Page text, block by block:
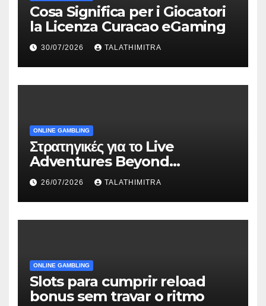
Cosa Significa per i Giocatori
la Licenza Curacao eGaming
30/07/2026 TALATHIMITRA
ONLINE GAMBLING
Στρατηγικές για το Live
Adventures Beyond
Wonderland που Στέκουν
26/07/2026 TALATHIMITRA
ONLINE GAMBLING
Slots para cumprir reload
bonus sem travar o ritmo